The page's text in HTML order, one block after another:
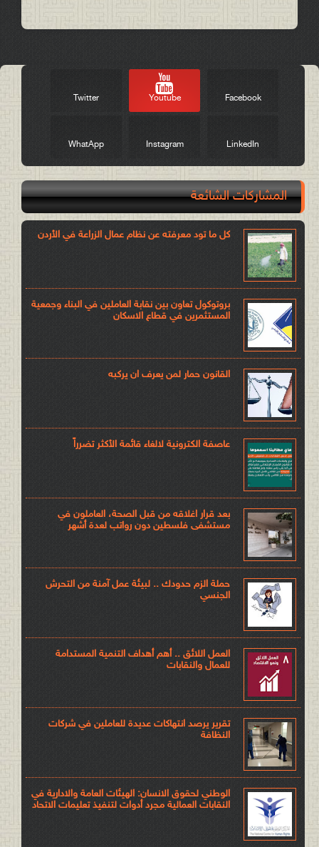
Facebook
Youtube
Twitter
LinkedIn
Instagram
WhatApp
المشاركات الشائعة
كل ما تود معرفته عن نظام عمال الزراعة في الأردن
بروتوكول تعاون بين نقابة العاملين في البناء وجمعية
المستثمرين في قطاع الاسكان
القانون حمار لمن يعرف ان يركبه
عاصفة الكترونية لالغاء قائمة الأكثر تضرراً
بعد قرار اغلاقه من قبل الصحة، العاملون في
مستشفى فلسطين دون رواتب لعدة أشهر
حملة الزم حدودك .. لبيئة عمل آمنة من التحرش
الجنسي
العمل اللائق .. أهم أهداف التنمية المستدامة
للعمال والنقابات
تقرير يرصد انتهاكات عديدة للعاملين في شركات
النظافة
الوطني لحقوق الانسان: الهيئات العامة والادارية في
النقابات العمالية مجرد أدوات لتنفيذ تعليمات الاتحاد